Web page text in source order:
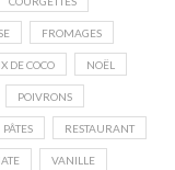
FROMAGES
DE COCO NOËL
POIVRONS
PÂTES RESTAURANT
VANILLE